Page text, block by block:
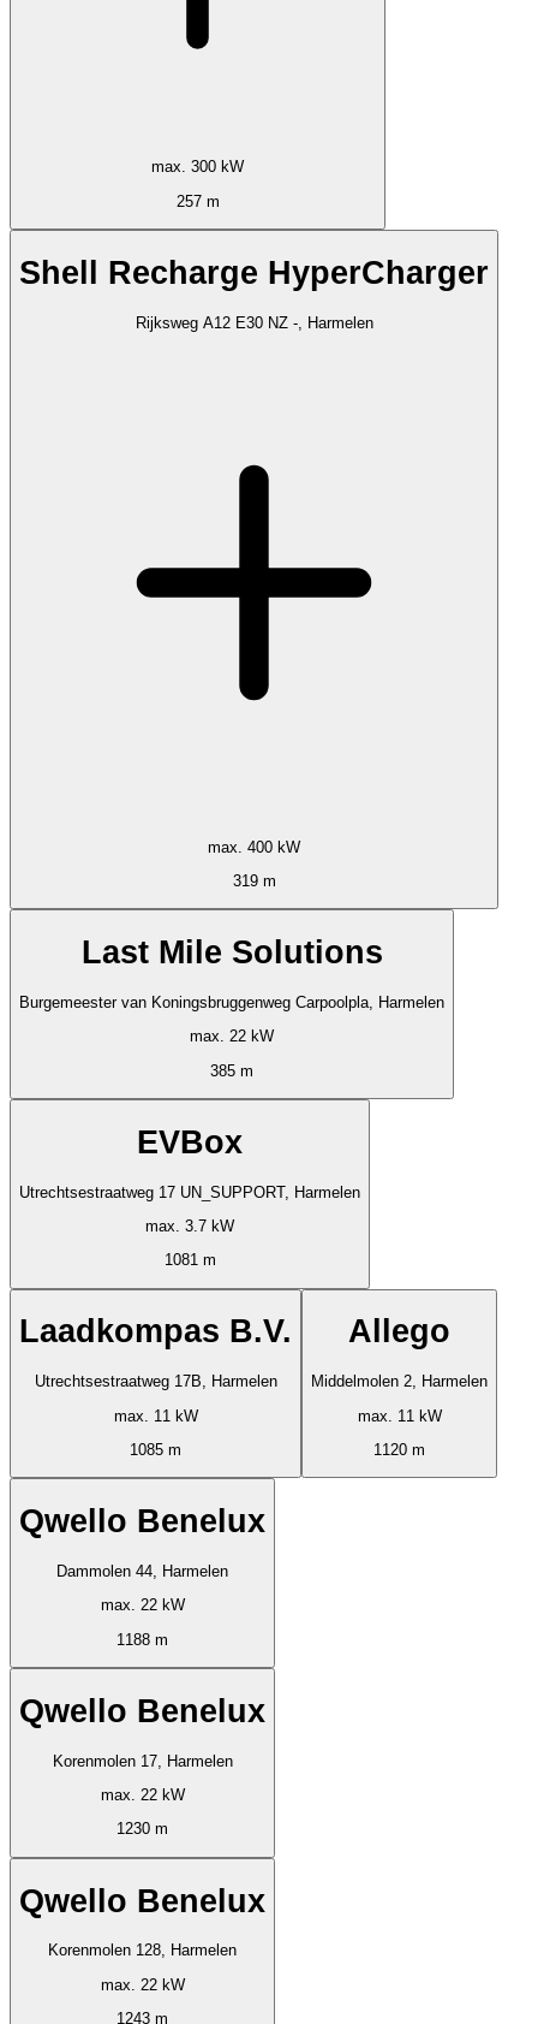
max. 300 kW
257 m
Shell Recharge HyperCharger
Rijksweg A12 E30 NZ -, Harmelen
max. 400 kW
319 m
Last Mile Solutions
Burgemeester van Koningsbruggenweg Carpoolpla, Harmelen
max. 22 kW
385 m
EVBox
Utrechtsestraatweg 17 UN_SUPPORT, Harmelen
max. 3.7 kW
1081 m
Laadkompas B.V.
Utrechtsestraatweg 17B, Harmelen
max. 11 kW
1085 m
Allego
Middelmolen 2, Harmelen
max. 11 kW
1120 m
Qwello Benelux
Dammolen 44, Harmelen
max. 22 kW
1188 m
Qwello Benelux
Korenmolen 17, Harmelen
max. 22 kW
1230 m
Qwello Benelux
Korenmolen 128, Harmelen
max. 22 kW
1243 m